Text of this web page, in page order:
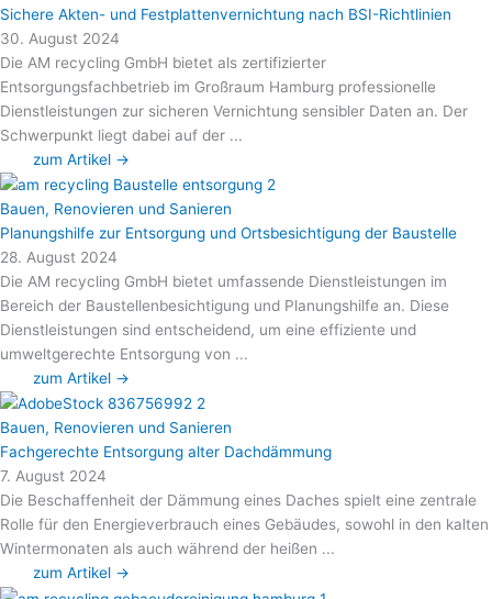
Sichere Akten- und Festplattenvernichtung nach BSI-Richtlinien
30. August 2024
Die AM recycling GmbH bietet als zertifizierter
Entsorgungsfachbetrieb im Großraum Hamburg professionelle
Dienstleistungen zur sicheren Vernichtung sensibler Daten an. Der
Schwerpunkt liegt dabei auf der ...
zum Artikel →
Bauen, Renovieren und Sanieren
Planungshilfe zur Entsorgung und Ortsbesichtigung der Baustelle
28. August 2024
Die AM recycling GmbH bietet umfassende Dienstleistungen im
Bereich der Baustellenbesichtigung und Planungshilfe an. Diese
Dienstleistungen sind entscheidend, um eine effiziente und
umweltgerechte Entsorgung von ...
zum Artikel →
Bauen, Renovieren und Sanieren
Fachgerechte Entsorgung alter Dachdämmung
7. August 2024
Die Beschaffenheit der Dämmung eines Daches spielt eine zentrale
Rolle für den Energieverbrauch eines Gebäudes, sowohl in den kalten
Wintermonaten als auch während der heißen ...
zum Artikel →